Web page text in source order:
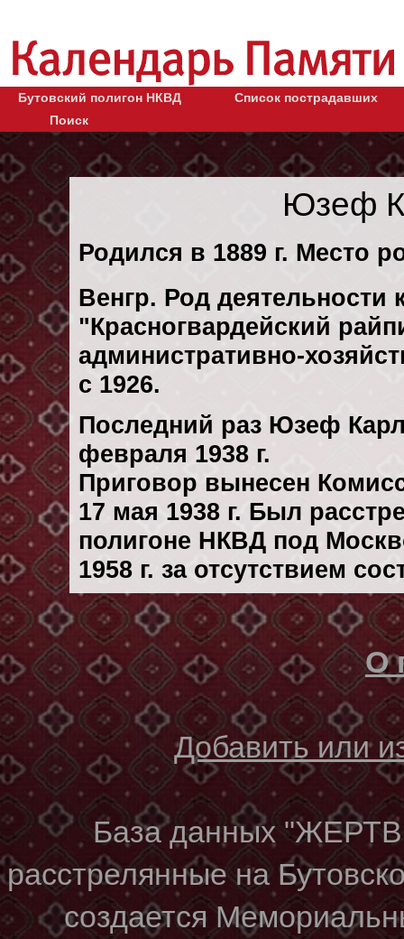
Бутовский полигон НКВД
Список пострадавших
Поиск
Юзеф
Родился в 1889 г. Место
Венгр. Род деятельности
"Красногвардейский
административно-
с 1926.
Последний раз Юзеф
февраля 1938 г.
Приговор вынесен
17 мая 1938 г. Был
полигоне НКВД под
1958 г. за отсутствием
О
Добавить или
База данных
расстрелянные на
создается